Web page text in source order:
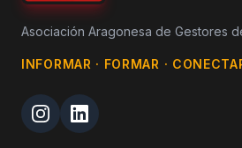
Asociación Aragonesa de Gestores
INFORMAR · FORMAR ·